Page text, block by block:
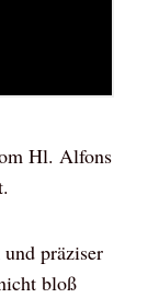
Hl. Alfons
präziser
bloß